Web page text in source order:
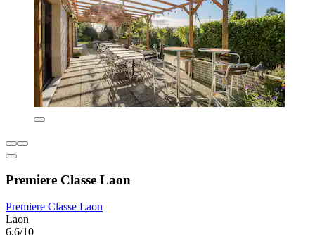
Premiere Classe Laon
Premiere Classe Laon
Laon
6,6/10